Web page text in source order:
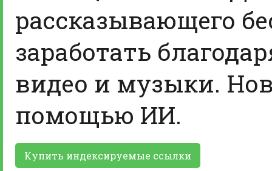
рассказывающего
заработать
видео и музыки.
помощью ИИ.
Купить индексируемые ссылки